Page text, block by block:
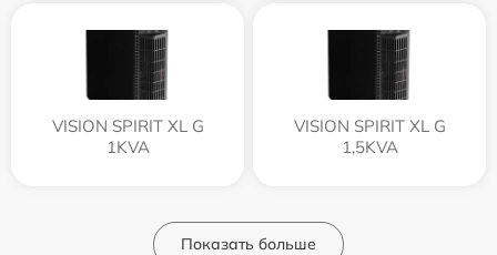
VISION SPIRIT XL G
1KVA
VISION SPIRIT XL G
1,5KVA
Показать больше